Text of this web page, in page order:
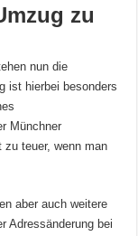
zu
nun die
ist hierbei besonders
Münchner
zu teuer, wenn man
aber auch weitere
Adressänderung bei